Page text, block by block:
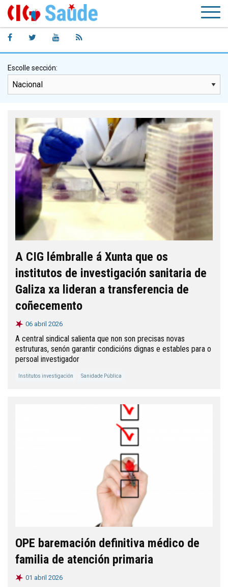
Escolle sección:
A CIG lémbralle á Xunta que os
institutos de investigación sanitaria de
Galiza xa lideran a transferencia de
coñecemento
06 abril 2026
A central sindical salienta que non son precisas novas
estruturas, senón garantir condicións dignas e estables para o
persoal investigador
Institutos investigación Sanidade Pública
OPE baremación definitiva médico de
familia de atención primaria
01 abril 2026